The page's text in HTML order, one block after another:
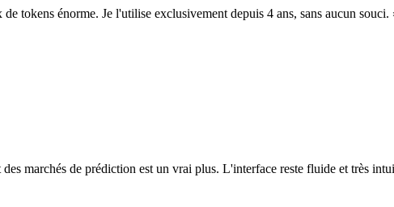
tokens énorme. Je l'utilise exclusivement depuis 4 ans, sans aucun souci.
marchés de prédiction est un vrai plus. L'interface reste fluide et très